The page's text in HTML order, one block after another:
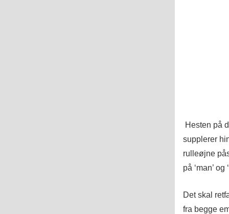
Hesten på
supplerer
rulleøjne
på ‘man’ og
Det skal
fra begge